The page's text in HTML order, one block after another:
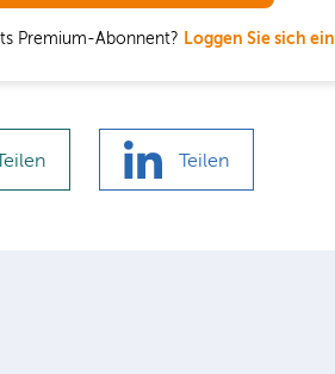
Premium-Abonnent? Loggen Sie sich ein
Teilen